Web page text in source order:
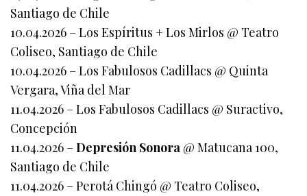
Santiago de Chile
10.04.2026 – Los Espíritus + Los Mirlos @ Teatro
Coliseo, Santiago de Chile
10.04.2026 – Los Fabulosos Cadillacs @ Quinta
Vergara, Viña del Mar
11.04.2026 – Los Fabulosos Cadillacs @ Suractivo,
Concepción
11.04.2026 –Depresión Sonora @ Matucana 100,
Santiago de Chile
11.04.2026 – Perotá Chingó @ Teatro Coliseo,